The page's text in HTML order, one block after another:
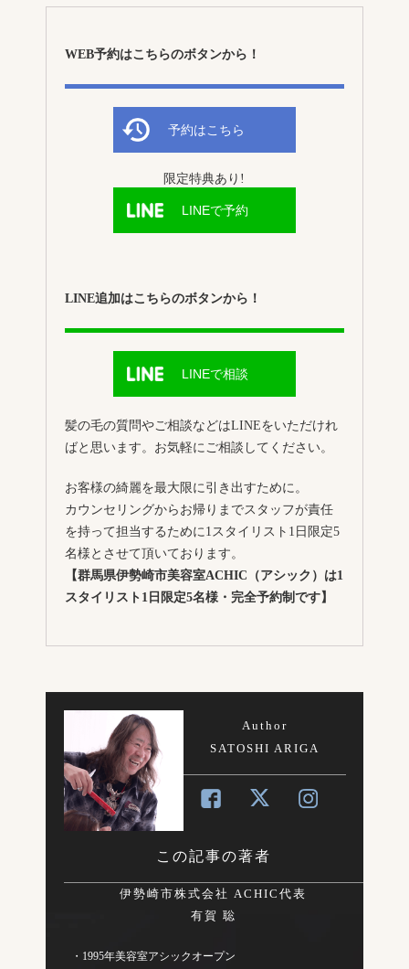
WEB予約はこちらのボタンから！
予約はこちら
限定特典あり!
LINEで予約
LINE追加はこちらのボタンから！
LINEで相談
髪の毛の質問やご相談などはLINEをいただけれ
ばと思います。お気軽にご相談してください。
お客様の綺麗を最大限に引き出すために。
カウンセリングからお帰りまでスタッフが責任
を持って担当するために1スタイリスト1日限定5
名様とさせて頂いております。
【群馬県伊勢崎市美容室ACHIC（アシック）は1
スタイリスト1日限定5名様・完全予約制です】
Author
SATOSHI ARIGA
この記事の著者
伊勢崎市株式会社 ACHIC代表
有賀 聡
・1995年美容室アシックオープン